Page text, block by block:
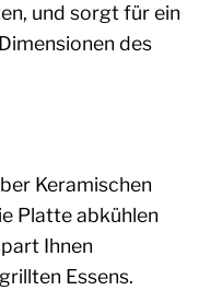
und sorgt für ein
des
Keramischen
Platte abkühlen
Ihnen
Essens.